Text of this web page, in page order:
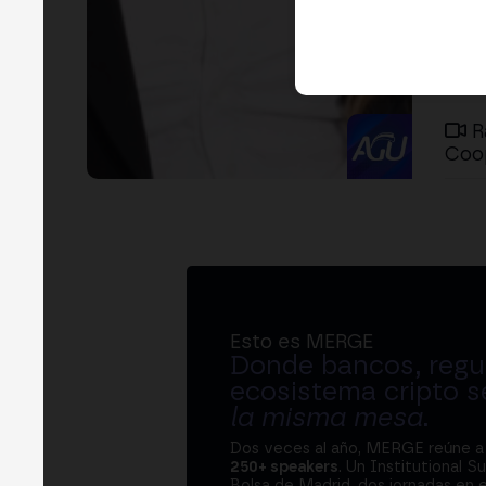
Esto es MERGE
Donde bancos,
ecosistema cripto
la misma mesa.
Dos veces al año, MERGE reúne
250+ speakers. Un Institutional